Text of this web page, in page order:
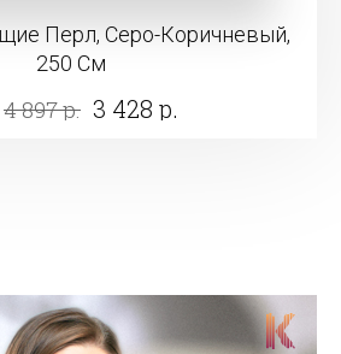
Перл, Серо-Коричневый,
250 См
4 897 р. 3 428 р.